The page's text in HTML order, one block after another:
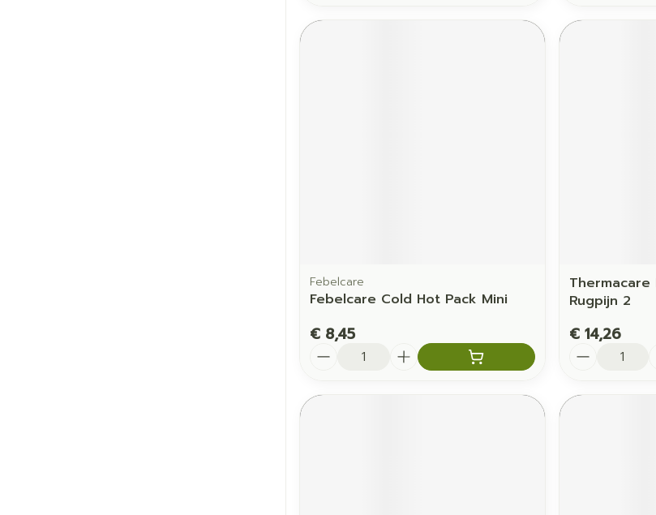
Febelcare
Febelcare Cold Hot Pack Mini
€ 8,45
Thermacare
Rugpijn 2
€ 14,26